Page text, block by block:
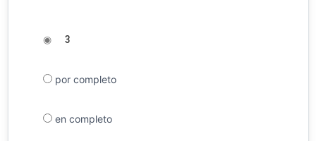
◉ 3
por completo
en completo